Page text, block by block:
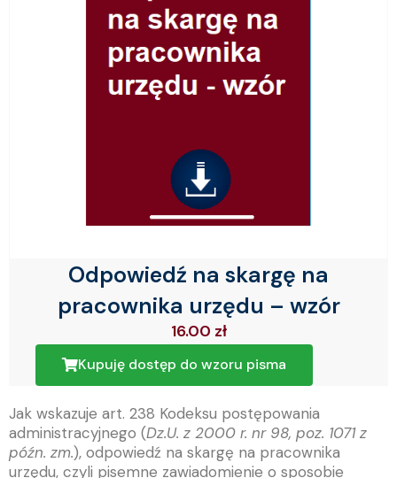
Odpowiedź na skargę na
pracownika urzędu – wzór
16.00 zł
Kupuję dostęp do wzoru pisma
Jak wskazuje art. 238 Kodeksu postępowania
administracyjnego (Dz.U. z 2000 r. nr 98, poz. 1071 z
późn. zm.), odpowiedź na skargę na pracownika
urzędu, czyli pisemne zawiadomienie o sposobie